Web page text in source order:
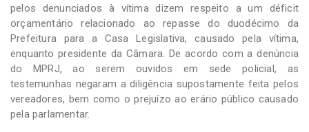
pelos denunciados à vítima dizem respeito a um déficit
orçamentário relacionado ao repasse do duodécimo da
Prefeitura para a Casa Legislativa, causado pela vítima,
enquanto presidente da Câmara. De acordo com a denúncia
do MPRJ, ao serem ouvidos em sede policial, as
testemunhas negaram a diligência supostamente feita pelos
vereadores, bem como o prejuízo ao erário público causado
pela parlamentar.